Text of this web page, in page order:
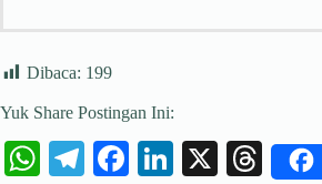
Dibaca: 199
Yuk Share Postingan Ini:
W
Te
Fa
Li
X
T